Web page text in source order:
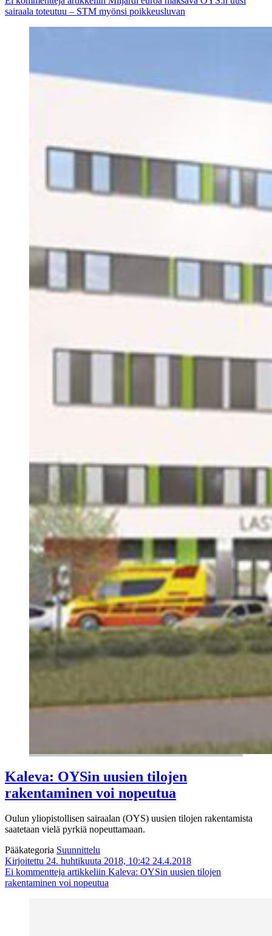
sairaala toteutuu – STM myönsi poikkeusluvan
Kaleva: OYSin uusien tilojen
rakentaminen voi nopeutua
Oulun yliopistollisen sairaalan (OYS) uusien tilojen rakentamista
saatetaan vielä pyrkiä nopeuttamaan.
Pääkategoria Suunnittelu
Kirjoitettu 24. huhtikuuta 2018, 10:42 24.4.2018
Ei kommentteja artikkeliin Kaleva: OYSin uusien tilojen
rakentaminen voi nopeutua